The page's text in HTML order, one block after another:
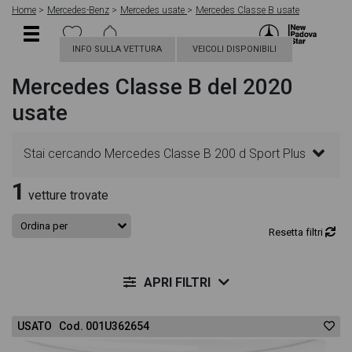
Home Mercedes-Benz Mercedes usate Mercedes Classe B usate
INFO SULLA VETTURA VEICOLI DISPONIBILI
Mercedes Classe B del 2020
usate
Stai cercando Mercedes Classe B 200 d Sport Plus
auto? In questa pagina troverai le migliori offerte
per acquistare un veicolo Mercedes usato. Le
1 vetture trovate
Resetta filtri
APRI FILTRI
USATO Cod. 001U362654